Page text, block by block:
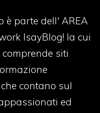
è parte dell' AREA
IsayBlog! la cui
siti
contano sul
ed